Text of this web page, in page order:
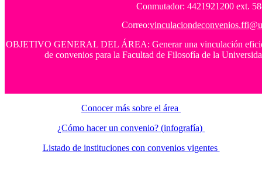
Conmutador: 4421921200 ext.
Correo:
OBJETIVO GENERAL DEL ÁREA: Generar una vinculación
de convenios para la Facultad de Filosofía de la
Conocer más sobre el área
¿Cómo hacer un convenio? (infografía)
Listado de instituciones con convenios vigentes